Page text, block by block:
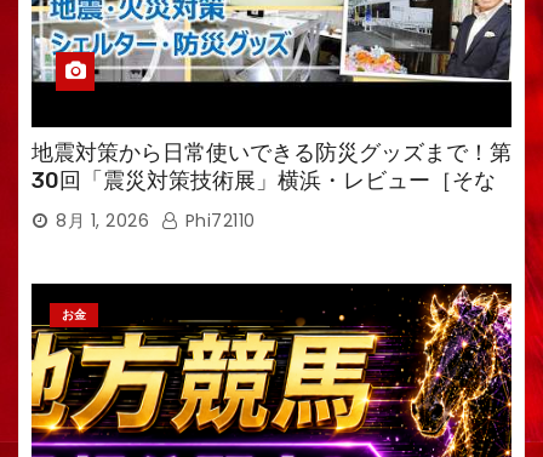
地震対策から日常使いできる防災グッズまで！第
30回「震災対策技術展」横浜・レビュー［そな
えるTV・高荷智也］
8月 1, 2026 Phi72110
お金